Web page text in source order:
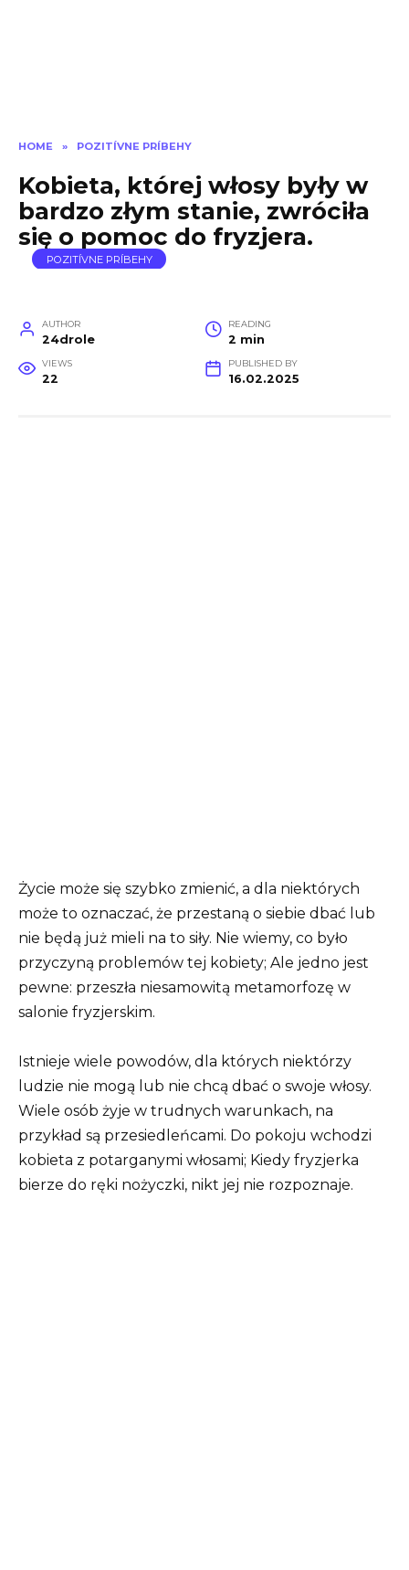
HOME » POZITÍVNE PRÍBEHY
Kobieta, której włosy były w
bardzo złym stanie, zwróciła
się o pomoc do fryzjera.
POZITÍVNE PRÍBEHY
AUTHOR
24drole
READING
2 min
VIEWS
22
PUBLISHED BY
16.02.2025
Życie może się szybko zmienić, a dla niektórych
może to oznaczać, że przestaną o siebie dbać lub
nie będą już mieli na to siły. Nie wiemy, co było
przyczyną problemów tej kobiety; Ale jedno jest
pewne: przeszła niesamowitą metamorfozę w
salonie fryzjerskim.
Istnieje wiele powodów, dla których niektórzy
ludzie nie mogą lub nie chcą dbać o swoje włosy.
Wiele osób żyje w trudnych warunkach, na
przykład są przesiedleńcami. Do pokoju wchodzi
kobieta z potarganymi włosami; Kiedy fryzjerka
bierze do ręki nożyczki, nikt jej nie rozpoznaje.